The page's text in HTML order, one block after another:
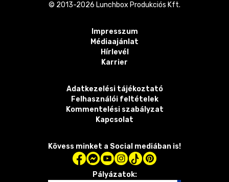
© 2013-2026 Lunchbox Produkciós Kft.
Impresszum
Médiaajánlat
Hírlevél
Karrier
Adatkezelési tájékoztató
Felhasználói feltételek
Kommentelési szabályzat
Kapcsolat
Kövess minket a Social mediában is!
Pályázatok: